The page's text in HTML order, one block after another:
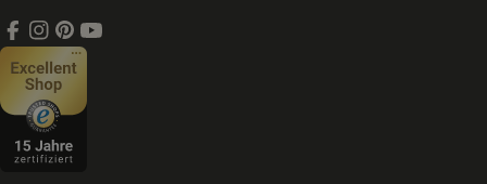
Facebook
Instagram
Pinterest
YouTube